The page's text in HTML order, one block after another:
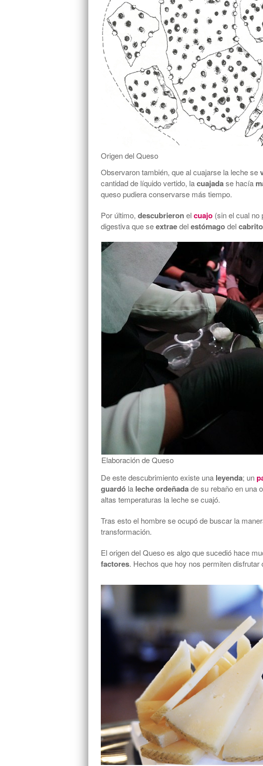
Origen del Queso
Observaron también, que al cuajarse la leche se
cantidad de líquido vertido, lacuajadase hacía
queso pudiera conservarse más tiempo.
Por último, descubrieronelcuajo (sin el cual no
digestiva que seextraedelestómagodelcabrito
Elaboración de Queso
De este descubrimiento existe una leyenda; un
guardó la leche ordeñadade su rebaño en una
altas temperaturas la leche se cuajó.
Tras esto el hombre se ocupó de buscar la
transformación.
El origen del Queso es algo que sucedió hace
factores. Hechos que hoy nos permiten disfrutar